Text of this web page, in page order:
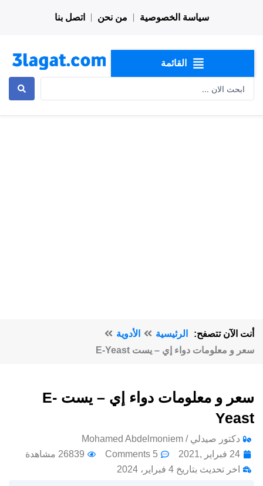
سياسة الخصوصية من نحن اتصل بنا
القائمة
أنت الآن تتصفح: الرئيسية
الأدوية
سعر و معلومات دواء إي – يست E-Yeast
سعر و معلومات دواء إي – يست E-
Yeast
دكتور صيدلي / Mohamed Abdelmoniem
24 فبراير ,2021
5 Comments
26839 مشاهدة
اخر تحديث بتاريخ 4 فبراير، 2024